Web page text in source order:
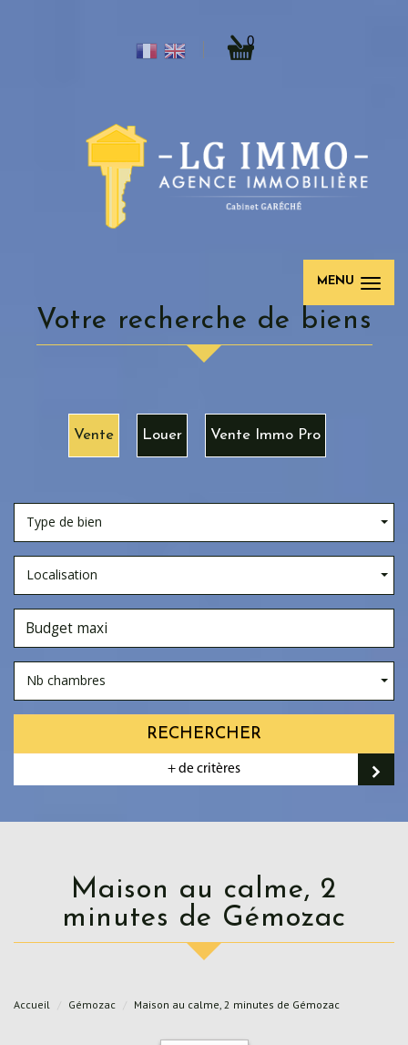
0
MENU
votre recherche de biens
Vente Louer Vente Immo Pro
Type de bien
Localisation
Nb chambres
RECHERCHER
+ de critères
Maison au calme, 2
minutes de Gémozac
Accueil Gémozac Maison au calme, 2 minutes de Gémozac